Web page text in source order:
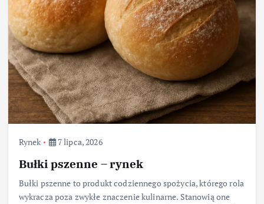
Rynek 7 lipca, 2026
Bułki pszenne – rynek
Bułki pszenne to produkt codziennego spożycia, którego rola
wykracza poza zwykłe znaczenie kulinarne. Stanowią one